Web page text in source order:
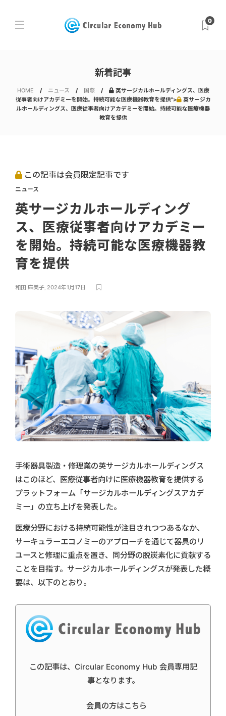
0
新着記事
HOME ニュース 国際
英サージカルホールディングス、医療
従事者向けアカデミーを開始。持続可能な医療機器教育を提供">
英サージカ
ルホールディングス、医療従事者向けアカデミーを開始。持続可能な医療機器
教育を提供
この記事は会員限定記事です
ニュース
英サージカルホールディング
ス、医療従事者向けアカデミー
を開始。持続可能な医療機器教
育を提供
和田 麻美子, 2024年1月17日
手術器具製造・修理業の英サージカルホールディングス
はこのほど、医療従事者向けに医療機器教育を提供する
プラットフォーム「サージカルホールディングスアカデ
ミー」の立ち上げを発表した。
医療分野における持続可能性が注目されつつあるなか、
サーキュラーエコノミーのアプローチを通じて器具のリ
ユースと修理に重点を置き、同分野の脱炭素化に貢献する
ことを目指す。サージカルホールディングスが発表した概
要は、以下のとおり。
この記事は、Circular Economy Hub 会員専用記
事となります。
会員の方はこちら